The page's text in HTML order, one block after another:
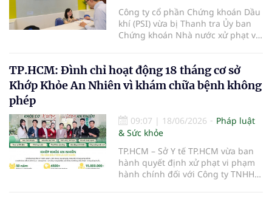
Công ty cổ phần Chứng khoán Dầu
khí (PSI) vừa bị Thanh tra Ủy ban
Chứng khoán Nhà nước xử phạt vi
khoán.
TP.HCM: Đình chỉ hoạt động 18 tháng cơ sở
Khớp Khỏe An Nhiên vì khám chữa bệnh không
phép
09:07 | 18/06/2026
Pháp luật
& Sức khỏe
TP.HCM – Sở Y tế TP.HCM vừa ban
hành quyết định xử phạt vi phạm
hành chính đối với Công ty TNHH